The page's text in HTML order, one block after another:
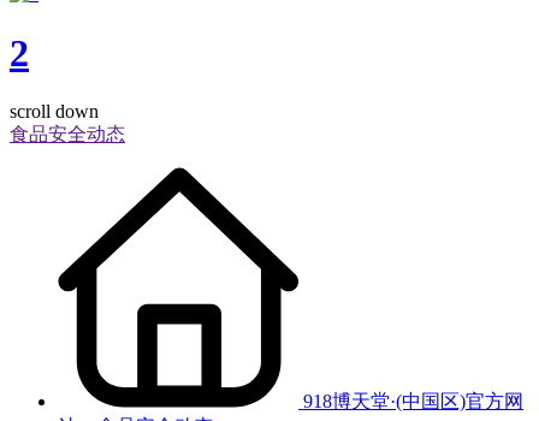
2
scroll down
食品安全动态
918博天堂·(中国区)官方网